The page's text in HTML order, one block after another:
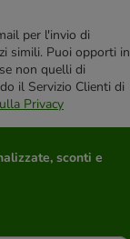
per l'invio di
simili. Puoi opporti in
non quelli di
il Servizio Clienti di
Privacy
sconti e